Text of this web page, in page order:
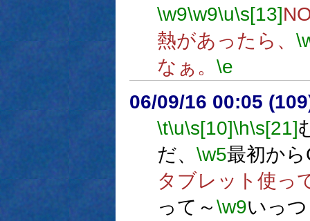
\w9\w9\u\s[13]
熱があったら、
なぁ。 \e
06/09/16 00:05
\t\u\s[10]\h\s[21]
だ、 \w5最初か
タブレット使っ
って～\w9いっ